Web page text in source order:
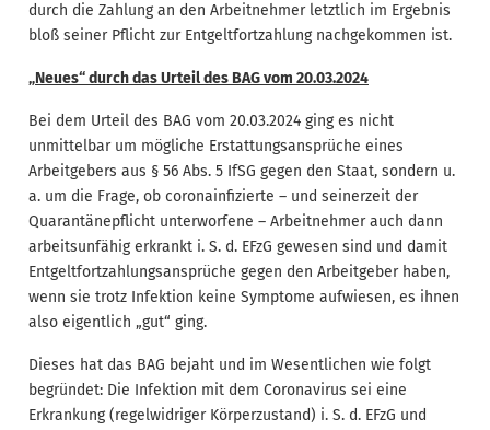
durch die Zahlung an den Arbeitnehmer letztlich im Ergebnis
bloß seiner Pflicht zur Entgeltfortzahlung nachgekommen ist.
„Neues“ durch das Urteil des BAG vom 20.03.2024
Bei dem Urteil des BAG vom 20.03.2024 ging es nicht
unmittelbar um mögliche Erstattungsansprüche eines
Arbeitgebers aus § 56 Abs. 5 IfSG gegen den Staat, sondern u.
a. um die Frage, ob coronainfizierte – und seinerzeit der
Quarantänepflicht unterworfene – Arbeitnehmer auch dann
arbeitsunfähig erkrankt i. S. d. EFzG gewesen sind und damit
Entgeltfortzahlungsansprüche gegen den Arbeitgeber haben,
wenn sie trotz Infektion keine Symptome aufwiesen, es ihnen
also eigentlich „gut“ ging.
Dieses hat das BAG bejaht und im Wesentlichen wie folgt
begründet: Die Infektion mit dem Coronavirus sei eine
Erkrankung (regelwidriger Körperzustand) i. S. d. EFzG und